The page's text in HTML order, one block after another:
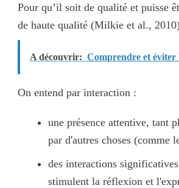
Pour qu’il soit de qualité et puisse
de haute qualité (Milkie et al.,
A découvrir: Comprendre et éviter
On entend par interaction :
une présence attentive, tant
par d'autres choses (comme
des interactions significatives
stimulent la réflexion et